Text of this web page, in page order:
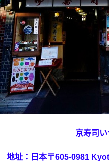
京寿司
地址：日本〒605-0981